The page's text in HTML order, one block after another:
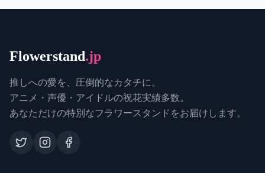
Flowerstand.jp
推しへの愛を、圧倒的なカタチに。
アニメ・声優・アイドルの祝花実績多数。
あなただけの特別なフラワースタンドをお届けします。